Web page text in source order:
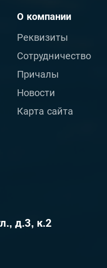
О компании
Реквизиты
Сотрудничество
Причалы
Новости
Карта сайта
д.3, к.2